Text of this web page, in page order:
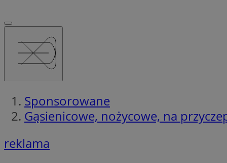
Sponsorowane
Gąsienicowe, nożycowe, na
reklama